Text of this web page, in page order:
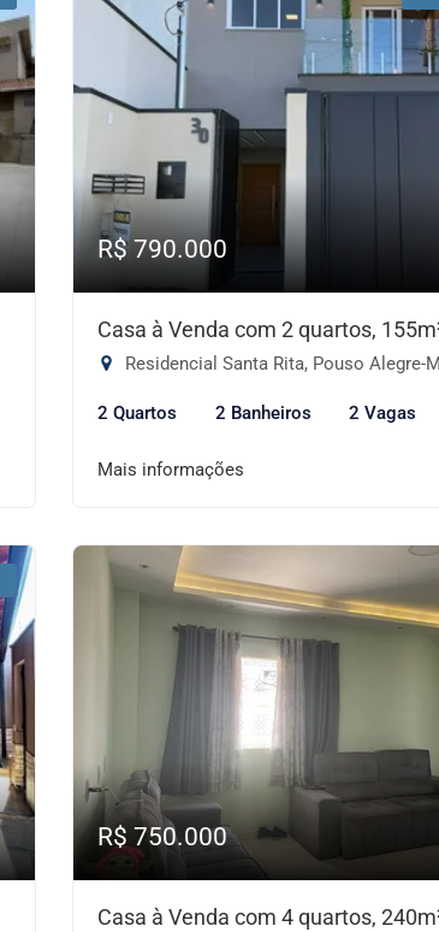
R$ 790.000
Casa à Venda com 2 quartos,
Residencial Santa Rita, Pouso Alegre-
2 Quartos 2 Banheiros 2 Vagas
Mais informações
R$ 750.000
Casa à Venda com 4 quartos,